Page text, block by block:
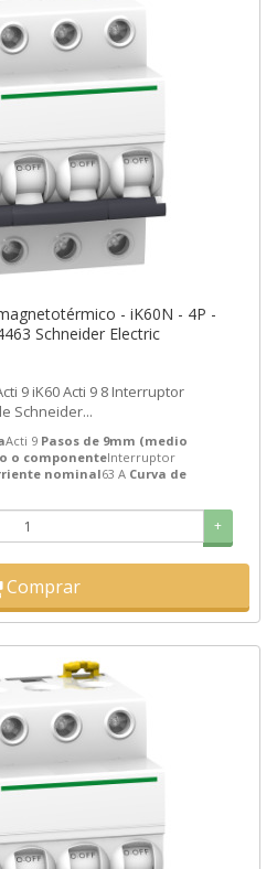
- iK60N - 4P -
Schneider Electric
Schneider...
Acti 9 Pasos de 9mm (medio
o componenteInterruptor
nominal63 A Curva de
+
Comprar